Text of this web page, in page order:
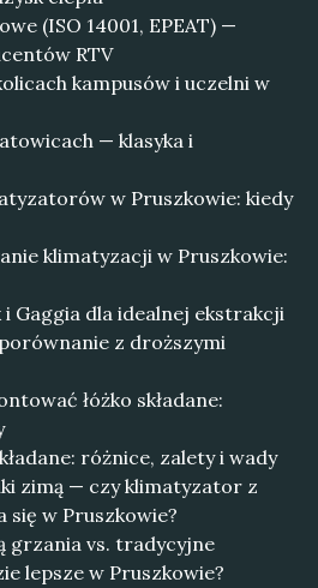
(ISO 14001, EPEAT) —
RTV
kampusów i uczelni w
— klasyka i
w Pruszkowie: kiedy
klimatyzacji w Pruszkowie:
i Gaggia dla idealnej ekstrakcji
z droższymi
łóżko składane:
różnice, zalety i wady
zimą — czy klimatyzator z
się w Pruszkowie?
grzania vs. tradycyjne
lepsze w Pruszkowie?